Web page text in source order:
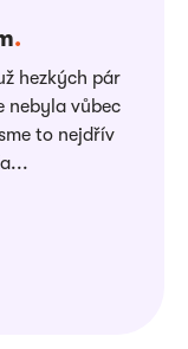
.
hezkých pár
nebyla vůbec
to nejdřív